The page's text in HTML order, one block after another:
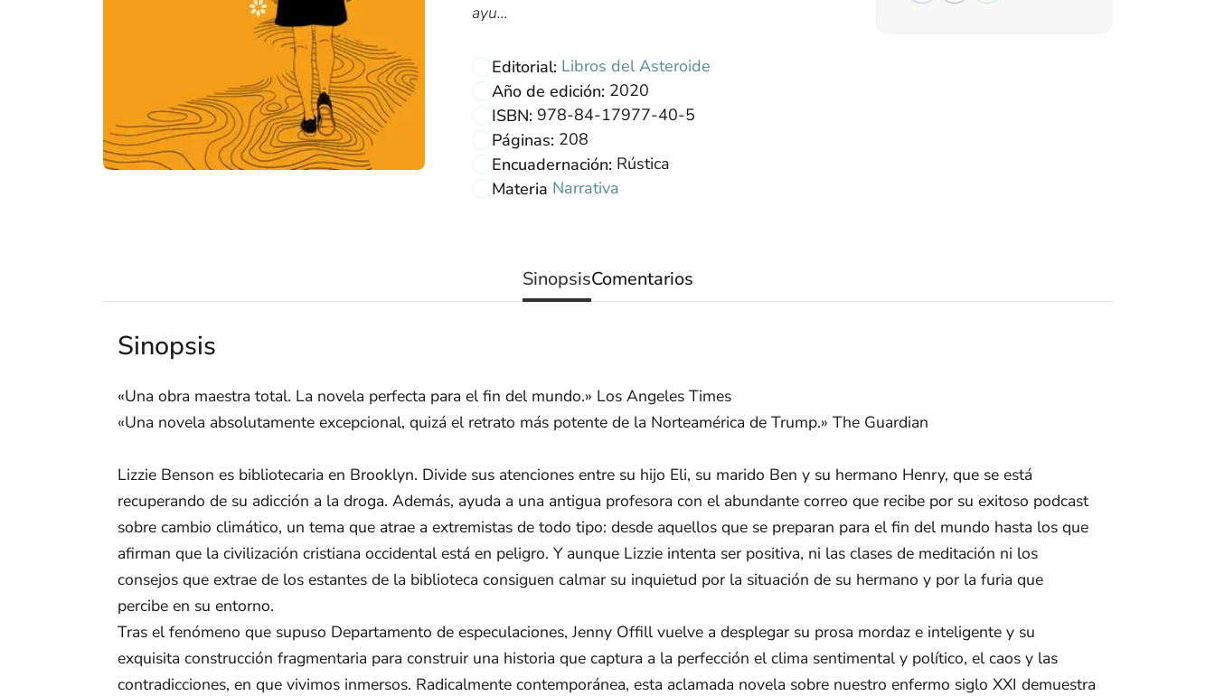
ayu...
Editorial: Libros del Asteroide
Año de edición: 2020
ISBN: 978-84-17977-40-5
Páginas: 208
Encuadernación: Rústica
Materia Narrativa
SinopsisComentarios
Sinopsis
«Una obra maestra total. La novela perfecta para el fin del mundo.» Los Angeles Times
«Una novela absolutamente excepcional, quizá el retrato más potente de la Norteamérica de Trump.» The Guardian
Lizzie Benson es bibliotecaria en Brooklyn. Divide sus atenciones entre su hijo Eli, su marido Ben y su hermano Henry, que se está
recuperando de su adicción a la droga. Además, ayuda a una antigua profesora con el abundante correo que recibe por su exitoso podcast
sobre cambio climático, un tema que atrae a extremistas de todo tipo: desde aquellos que se preparan para el fin del mundo hasta los que
afirman que la civilización cristiana occidental está en peligro. Y aunque Lizzie intenta ser positiva, ni las clases de meditación ni los
consejos que extrae de los estantes de la biblioteca consiguen calmar su inquietud por la situación de su hermano y por la furia que
percibe en su entorno.
Tras el fenómeno que supuso Departamento de especulaciones, Jenny Offill vuelve a desplegar su prosa mordaz e inteligente y su
exquisita construcción fragmentaria para construir una historia que captura a la perfección el clima sentimental y político, el caos y las
contradicciones, en que vivimos inmersos. Radicalmente contemporánea, esta aclamada novela sobre nuestro enfermo siglo XXI demuestra